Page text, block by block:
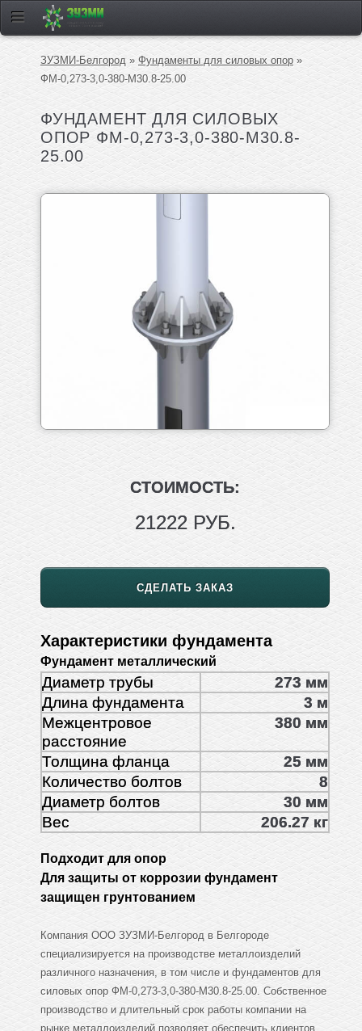
ЗУЗМИ-Белгород » Фундаменты для силовых опор »
ФМ-0,273-3,0-380-М30.8-25.00
ФУНДАМЕНТ ДЛЯ СИЛОВЫХ
ОПОР ФМ-0,273-3,0-380-М30.8-
25.00
СТОИМОСТЬ:
21222 РУБ.
СДЕЛАТЬ ЗАКАЗ
Характеристики фундамента
Фундамент металлический
Диаметр трубы
273 мм
Длина фундамента
3 м
Межцентровое
расстояние
380 мм
Толщина фланца
25 мм
Количество болтов
8
Диаметр болтов
30 мм
Вес
206.27 кг
Подходит для опор
Для защиты от коррозии фундамент
защищен грунтованием
Компания ООО ЗУЗМИ-Белгород в Белгороде
специализируется на производстве металлоизделий
различного назначения, в том числе и фундаментов для
силовых опор ФМ-0,273-3,0-380-М30.8-25.00. Собственное
производство и длительный срок работы компании на
рынке металлоизделий позволяет обеспечить клиентов